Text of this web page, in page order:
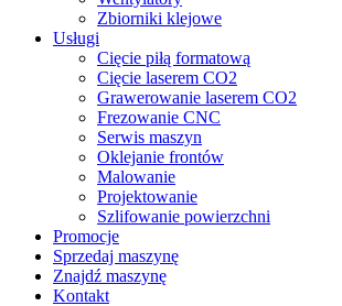
Zbiorniki klejowe
Usługi
Cięcie piłą formatową
Cięcie laserem CO2
Grawerowanie laserem CO2
Frezowanie CNC
Serwis maszyn
Oklejanie frontów
Malowanie
Projektowanie
Szlifowanie powierzchni
Promocje
Sprzedaj maszynę
Znajdź maszynę
Kontakt